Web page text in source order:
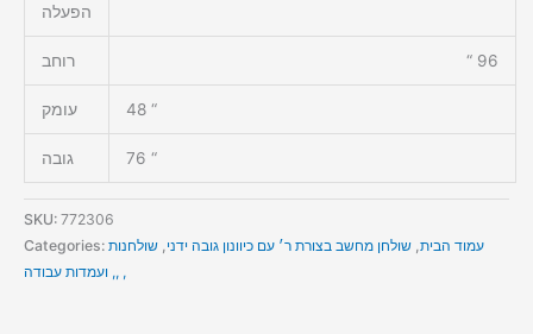
הפעלה
רוחב 96 “
עומק 48 “
גובה 76 “
SKU: 772306
Categories:
עמוד הבית, שולחן מחשב בצורת ר׳ עם כיוונון גובה ידני, שולחנות
ועמדות עבודה ,, ,